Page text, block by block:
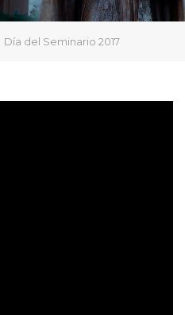
Día del Seminario 2017